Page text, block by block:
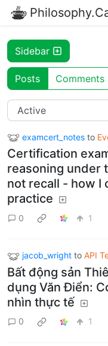
Sidebar
Posts Comments
examcert_notes to
Certification
reasoning under
not recall - how I
practice
0 1
jacob_wright to API
Bất động sản
dụng Văn Điển:
nhìn thực tế
0 1